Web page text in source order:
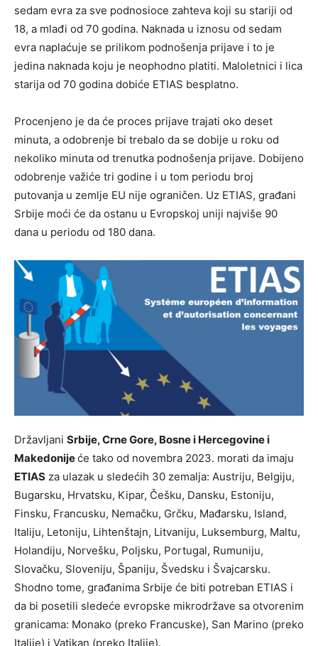
sedam evra za sve podnosioce zahteva koji su stariji od
18, a mlađi od 70 godina. Naknada u iznosu od sedam
evra naplaćuje se prilikom podnošenja prijave i to je
jedina naknada koju je neophodno platiti. Maloletnici i lica
starija od 70 godina dobiće ETIAS besplatno.
Procenjeno je da će proces prijave trajati oko deset
minuta, a odobrenje bi trebalo da se dobije u roku od
nekoliko minuta od trenutka podnošenja prijave. Dobijeno
odobrenje važiće tri godine i u tom periodu broj
putovanja u zemlje EU nije ograničen. Uz ETIAS, građani
Srbije moći će da ostanu u Evropskoj uniji najviše 90
dana u periodu od 180 dana.
Državljani Srbije, Crne Gore, Bosne i Hercegovine i
Makedonijeće tako od novembra 2023. morati da imaju
ETIAS za ulazak u sledećih 30 zemalja: Austriju, Belgiju,
Bugarsku, Hrvatsku, Kipar, Češku, Dansku, Estoniju,
Finsku, Francusku, Nemačku, Grčku, Mađarsku, Island,
Italiju, Letoniju, Lihtenštajn, Litvaniju, Luksemburg, Maltu,
Holandiju, Norvešku, Poljsku, Portugal, Rumuniju,
Slovačku, Sloveniju, Španiju, Švedsku i Švajcarsku.
Shodno tome, građanima Srbije će biti potreban ETIAS i
da bi posetili sledeće evropske mikrodržave sa otvorenim
granicama: Monako (preko Francuske), San Marino (preko
Italije) i Vatikan (preko Italije).